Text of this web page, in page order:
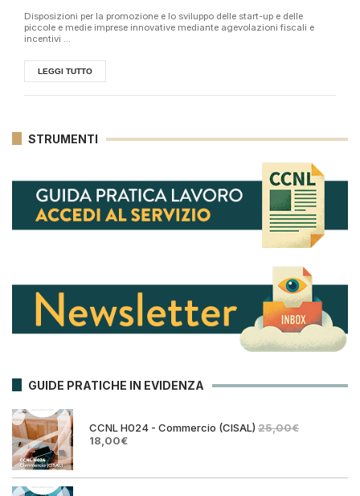
Disposizioni per la promozione e lo sviluppo delle start-up e delle
piccole e medie imprese innovative mediante agevolazioni fiscali e
incentivi ...
LEGGI TUTTO
STRUMENTI
GUIDE PRATICHE IN EVIDENZA
CCNL H024 - Commercio (CISAL) 25,00€
Il
era:
18,00€Il
è: